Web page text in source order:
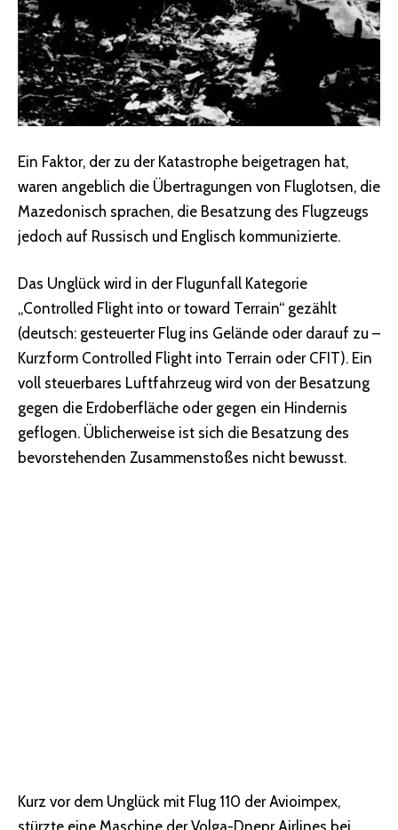
Ein Faktor, der zu der Katastrophe beigetragen hat,
waren angeblich die Übertragungen von Fluglotsen, die
Mazedonisch sprachen, die Besatzung des Flugzeugs
jedoch auf Russisch und Englisch kommunizierte.
Das Unglück wird in der Flugunfall Kategorie
„Controlled Flight into or toward Terrain“ gezählt
(deutsch: gesteuerter Flug ins Gelände oder darauf zu –
Kurzform Controlled Flight into Terrain oder CFIT). Ein
voll steuerbares Luftfahrzeug wird von der Besatzung
gegen die Erdoberfläche oder gegen ein Hindernis
geflogen. Üblicherweise ist sich die Besatzung des
bevorstehenden Zusammenstoßes nicht bewusst.
Kurz vor dem Unglück mit Flug 110 der Avioimpex,